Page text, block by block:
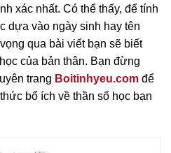
xác nhất. Có thể thấy, để tính
dựa vào ngày sinh hay tên
qua bài viết bạn sẽ biết
của bản thân. Bạn đừng
trang Boitinhyeu.com để
bổ ích về thần số học bạn